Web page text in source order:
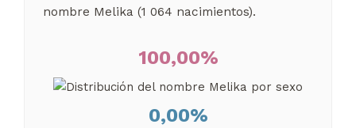
nombre Melika (1 064 nacimientos).
100,00%
0,00%